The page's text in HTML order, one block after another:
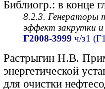
Библиогр.: в конце
8.2.3. Генераторы
эффект закрутки
Г2008-3999 ч/з1
Растрыгин Н.В.
энергетической
для очистки